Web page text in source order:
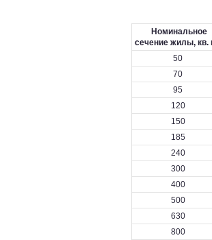
Номинальное
сечение жилы, кв.
50
70
95
120
150
185
240
300
400
500
630
800